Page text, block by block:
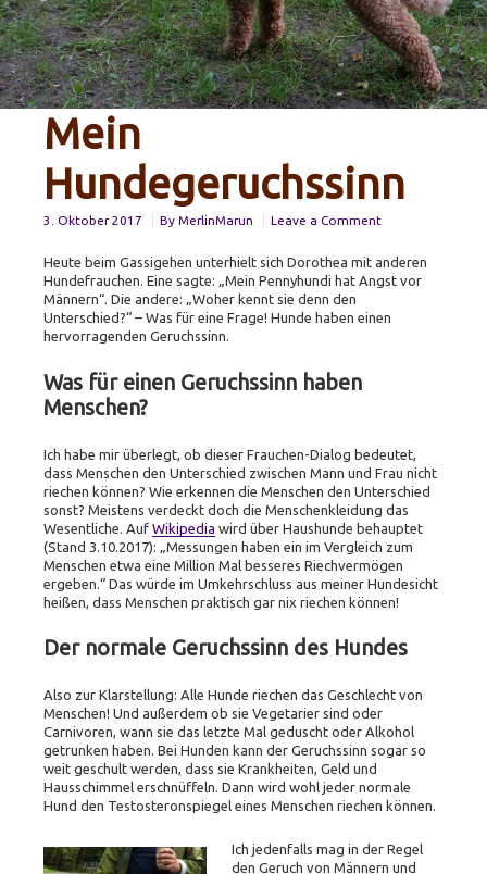
Mein
Hundegeruchssinn
3. Oktober 2017 By MerlinMarun Leave a Commenton
Heute beim Gassigehen unterhielt sich Dorothea mit anderen
Hundefrauchen. Eine sagte: „Mein Pennyhundi hat Angst vor
Männern“. Die andere: „Woher kennt sie denn den
Unterschied?“ – Was für eine Frage! Hunde haben einen
hervorragenden Geruchssinn.
Was für einen Geruchssinn haben
Menschen?
Ich habe mir überlegt, ob dieser Frauchen-Dialog bedeutet,
dass Menschen den Unterschied zwischen Mann und Frau nicht
riechen können? Wie erkennen die Menschen den Unterschied
sonst? Meistens verdeckt doch die Menschenkleidung das
Wesentliche. Auf Wikipedia wird über Haushunde behauptet
(Stand 3.10.2017): „Messungen haben ein im Vergleich zum
Menschen etwa eine Million Mal besseres Riechvermögen
ergeben.“ Das würde im Umkehrschluss aus meiner Hundesicht
heißen, dass Menschen praktisch gar nix riechen können!
Der normale Geruchssinn des Hundes
Also zur Klarstellung: Alle Hunde riechen das Geschlecht von
Menschen! Und außerdem ob sie Vegetarier sind oder
Carnivoren, wann sie das letzte Mal geduscht oder Alkohol
getrunken haben. Bei Hunden kann der Geruchssinn sogar so
weit geschult werden, dass sie Krankheiten, Geld und
Hausschimmel erschnüffeln. Dann wird wohl jeder normale
Hund den Testosteronspiegel eines Menschen riechen können.
Ich jedenfalls mag in der Regel
den Geruch von Männern und